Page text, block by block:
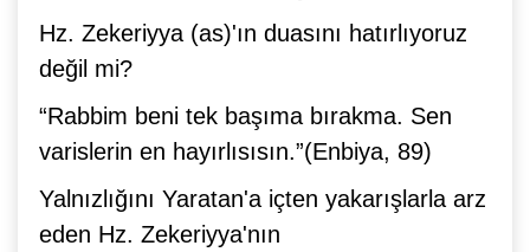
Hz. Zekeriyya (as)'ın duasını hatırlıyoruz
değil mi?
“Rabbim beni tek başıma bırakma. Sen
varislerin en hayırlısısın.”(Enbiya, 89)
Yalnızlığını Yaratan'a içten yakarışlarla arz
eden Hz. Zekeriyya'nın